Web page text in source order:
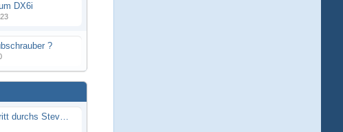
DX6i
?
Problem mit Wassereintritt durchs Stevenrohr beim Rennboot